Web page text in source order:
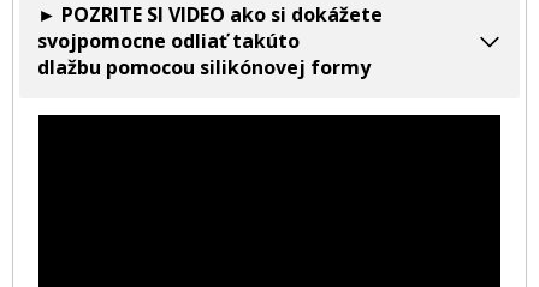
► POZRITE SI VIDEO ako si dokážete
svojpomocne odliať takúto
dlažbu pomocou silikónovej formy